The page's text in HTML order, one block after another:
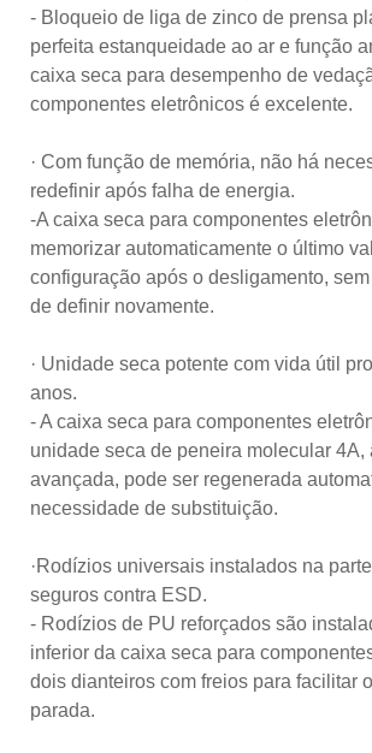
- Bloqueio de liga de zinco de prensa
perfeita estanqueidade ao ar e função
caixa seca para desempenho de
componentes eletrônicos é excelente.
· Com função de memória, não há
redefinir após falha de energia.
-A caixa seca para componentes
memorizar automaticamente o último
configuração após o desligamento,
de definir novamente.
· Unidade seca potente com vida útil
anos.
- A caixa seca para componentes
unidade seca de peneira molecular 4A,
avançada, pode ser regenerada
necessidade de substituição.
·Rodízios universais instalados na
seguros contra ESD.
- Rodízios de PU reforçados são
inferior da caixa seca para
dois dianteiros com freios para facilitar
parada.